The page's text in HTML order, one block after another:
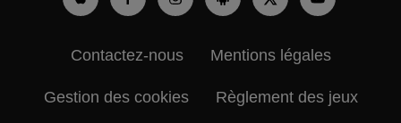
Contactez-nous Mentions légales
Gestion des cookies Règlement des jeux